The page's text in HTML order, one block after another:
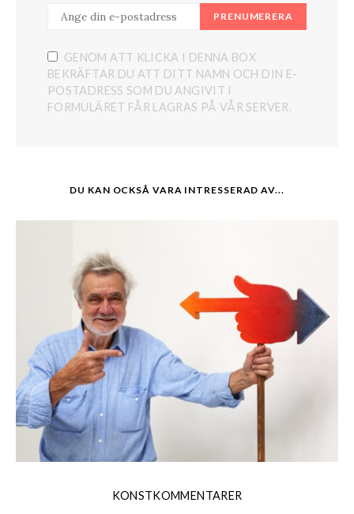
PRENUMERERA
GENOM ATT KLICKA I DENNA BOX
BEKRÄFTAR DU ATT DITT NAMN OCH DIN E-
POSTADRESS SOM DU ANGIVIT I
FORMULÄRET FÅR LAGRAS PÅ VÅR SERVER.
DU KAN OCKSÅ VARA INTRESSERAD AV...
KONSTKOMMENTARER